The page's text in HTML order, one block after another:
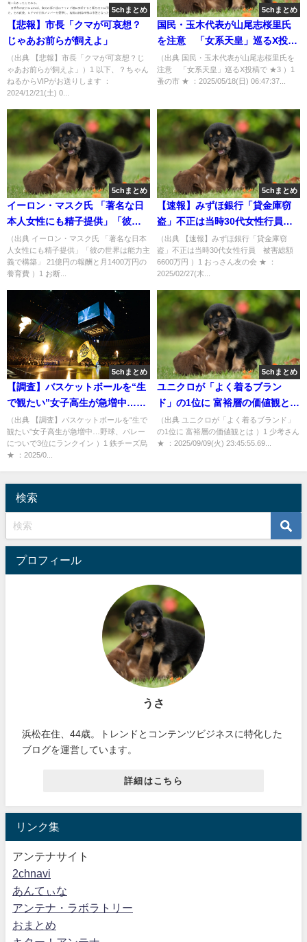
5chまとめ
【悲報】市長「クマが可哀想？
じゃあお前らが飼えよ」
（出典 【悲報】市長「クマが可哀想？じ
ゃあお前らが飼えよ」）1 以下、？ちゃん
ねるからVIPがお送りします ：
2024/12/21(土) 0...
5chまとめ
国民・玉木代表が山尾志桜里氏
を注意 「女系天皇」巡るX投稿
で ★3 [蚤の市★]
（出典 国民・玉木代表が山尾志桜里氏を
注意 「女系天皇」巡るX投稿で ★3 ）1
蚤の市 ★ ：2025/05/18(日) 06:47:37...
5chまとめ
イーロン・マスク氏 「著名な日
本人女性にも精子提供」「彼の
世界は能力主義で構築」 21億円
の報酬と月1400万円の養育費 [お
断り★]
（出典 イーロン・マスク氏 「著名な日本
人女性にも精子提供」「彼の世界は能力主
義で構築」 21億円の報酬と月1400万円の
養育費 ）1 お断...
5chまとめ
【速報】みずほ銀行「貸金庫窃
盗」不正は当時30代女性行員
被害総額6600万円 [おっさん友の
会★]
（出典 【速報】みずほ銀行「貸金庫窃
盗」不正は当時30代女性行員 被害総額
6600万円 ）1 おっさん友の会 ★ ：
2025/02/27(木...
5chまとめ
【調査】バスケットボールを“生
で観たい”女子高生が急増中…野
球、バレーについで3位にランク
イン [鉄チーズ烏★]
（出典 【調査】バスケットボールを“生で
観たい”女子高生が急増中…野球、バレー
についで3位にランクイン ）1 鉄チーズ烏
★ ：2025/0...
5chまとめ
ユニクロが「よく着るブラン
ド」の1位に 富裕層の価値観とは
[少考さん★]
（出典 ユニクロが「よく着るブランド」
の1位に 富裕層の価値観とは ）1 少考さん
★ ：2025/09/09(火) 23:45:55.69...
検索
プロフィール
うさ
浜松在住、44歳。トレンドとコンテンツビジネスに特化した
ブログを運営しています。
詳細はこちら
リンク集
アンテナサイト
2chnavi
あんてぃな
アンテナ・ラボラトリー
おまとめ